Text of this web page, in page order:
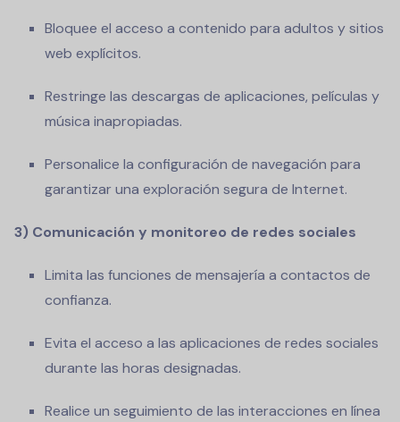
Bloquee el acceso a contenido para adultos y sitios
web explícitos.
Restringe las descargas de aplicaciones, películas y
música inapropiadas.
Personalice la configuración de navegación para
garantizar una exploración segura de Internet.
3) Comunicación y monitoreo de redes sociales
Limita las funciones de mensajería a contactos de
confianza.
Evita el acceso a las aplicaciones de redes sociales
durante las horas designadas.
Realice un seguimiento de las interacciones en línea